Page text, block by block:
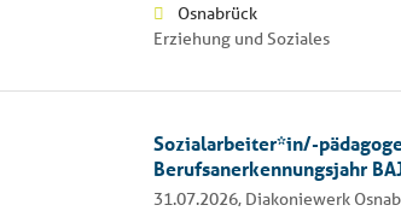
Osnabrück
Erziehung und Soziales
Sozialarbeiter*in/-
Berufsanerkennungsjahr
31.07.2026, Diakoniewerk